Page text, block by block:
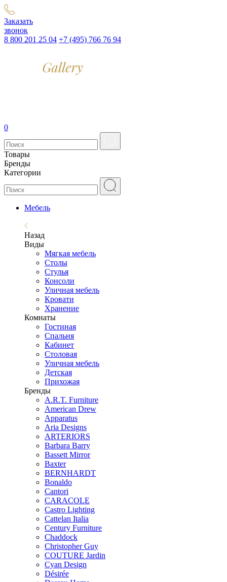
Заказать
звонок
8 800 201 25 04 +7 (495) 766 76 94
0
Товары
Бренды
Категории
Мебель
Назад
Виды
Мягкая мебель
Столы
Стулья
Консоли
Уличная мебель
Кровати
Хранение
Комнаты
Гостиная
Спальня
Кабинет
Столовая
Уличная мебель
Детская
Прихожая
Бренды
A.R.T. Furniture
American Drew
Apparatus
Aria Designs
ARTERIORS
Barbara Barry
Bassett Mirror
Baxter
BERNHARDT
Bonaldo
Cantori
CARACOLE
Castro Lighting
Cattelan Italia
Century Furniture
Chaddock
Christopher Guy
COUTURE Jardin
Cyan Design
Désirée